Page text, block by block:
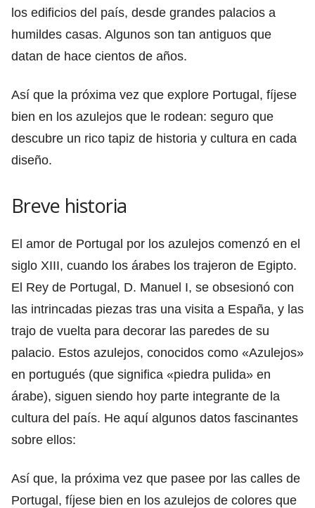
los edificios del país, desde grandes palacios a
humildes casas. Algunos son tan antiguos que
datan de hace cientos de años.
Así que la próxima vez que explore Portugal, fíjese
bien en los azulejos que le rodean: seguro que
descubre un rico tapiz de historia y cultura en cada
diseño.
Breve historia
El amor de Portugal por los azulejos comenzó en el
siglo XIII, cuando los árabes los trajeron de Egipto.
El Rey de Portugal, D. Manuel I, se obsesionó con
las intrincadas piezas tras una visita a España, y las
trajo de vuelta para decorar las paredes de su
palacio. Estos azulejos, conocidos como «Azulejos»
en portugués (que significa «piedra pulida» en
árabe), siguen siendo hoy parte integrante de la
cultura del país. He aquí algunos datos fascinantes
sobre ellos:
Así que, la próxima vez que pasee por las calles de
Portugal, fíjese bien en los azulejos de colores que